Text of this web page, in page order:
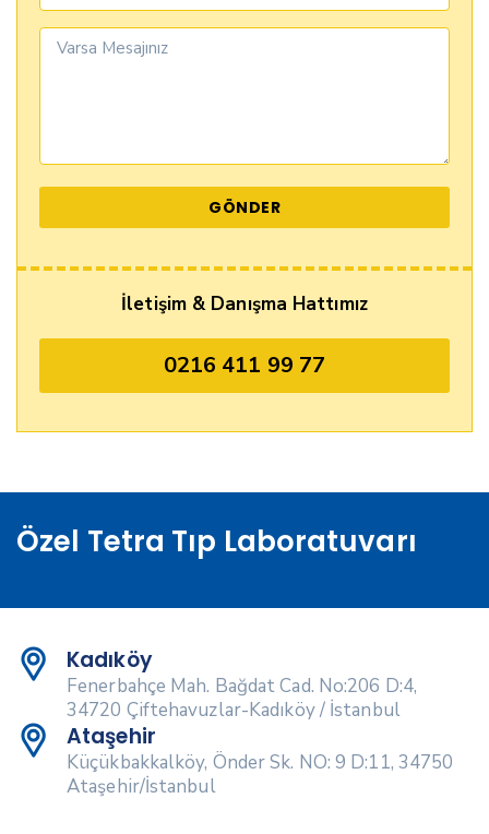
İletişim & Danışma Hattımız
0216 411 99 77
Özel Tetra Tıp Laboratuvarı
Kadıköy
Fenerbahçe Mah. Bağdat Cad. No:206 D:4,
34720 Çiftehavuzlar-Kadıköy / İstanbul
Ataşehir
Küçükbakkalköy, Önder Sk. NO: 9 D:11, 34750
Ataşehir/İstanbul